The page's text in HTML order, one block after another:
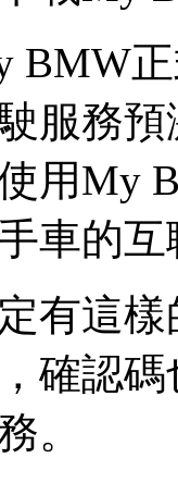
BMW
服務
用My
車的
有這
確認
。